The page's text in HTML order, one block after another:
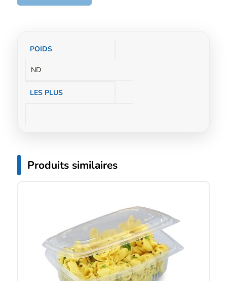
Informations
POIDS
ND
LES PLUS
Produits similaires